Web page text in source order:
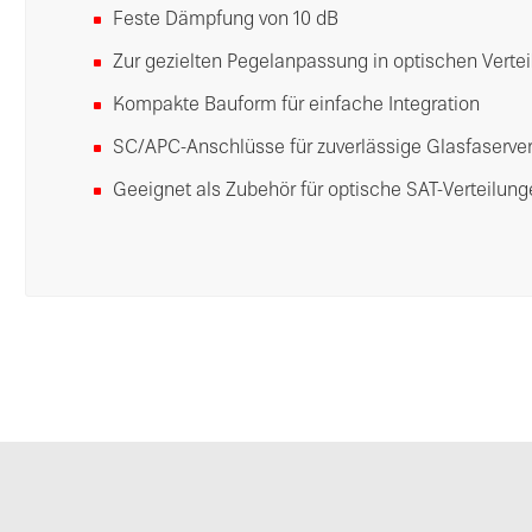
Feste Dämpfung von 10 dB
Zur gezielten Pegelanpassung in optischen
Kompakte Bauform für einfache Integration
SC/APC-Anschlüsse für zuverlässige
Geeignet als Zubehör für optische SAT-